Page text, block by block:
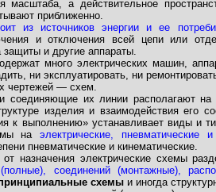
а действительное
приближенно.
из источников энергии и ее
и отключения всей цепи или
защиты и другие аппараты.
много электрических машин,
ни эксплуатировать, ни
чертежей — схем.
соединяющие их линии располагают
изделия и взаимодействия его
выполнению» устанавливает виды и
наэлектрические, пневматические
пневматические и кинематические.
назначения электрические схемы
соединений (монтажные),
схемы и иногда